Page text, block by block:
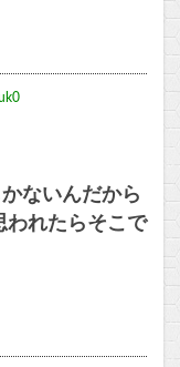
ないんだから
われたらそこで